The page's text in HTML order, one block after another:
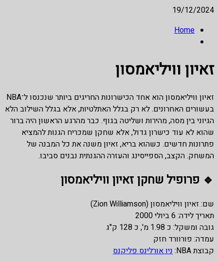
19/12/2024
Home
זאיון וויליאמסון
זאיון וויליאמסון הוא אחד הכישרונות החריגים ביותר שנכנסו ל־NBA
בעשורים האחרונים. לא רק בגלל האתלטיות, אלא בגלל השילוב הלא
הגיוני בין מסה, מהירות ושליטה בגוף. כבר מהרגע הראשון היה ברור
שהוא לא עוד כישרון גדול, אלא שחקן שמכריח הגנות להמציא
פתרונות חדשים. כשהוא בריא, זאיון משנה את כל המבנה של
המשחק. הקצב, הספייסינג והעזרה ההגנתית נבנים סביבו.
🔹 פרופיל שחקן זאיון וויליאמסון
שם: זאיון וויליאמסון (Zion Williamson)
תאריך לידה: 6 ביולי 2000
גובה ומשקל: כ 1.98 מ', כ 128 ק"ג
עמדה: פורוורד חזק
קבוצת NBA:
ניו אורלינס פליקנס